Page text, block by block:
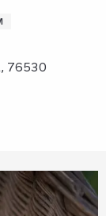
76530